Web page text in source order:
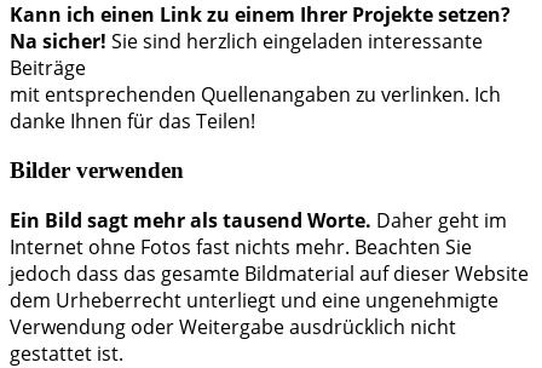
Kann ich einen Link zu einem Ihrer Projekte setzen?
Na sicher! Sie sind herzlich eingeladen interessante
Beiträge
mit entsprechenden Quellenangaben zu verlinken. Ich
danke Ihnen für das Teilen!
Bilder verwenden
Ein Bild sagt mehr als tausend Worte. Daher geht im
Internet ohne Fotos fast nichts mehr. Beachten Sie
jedoch dass das gesamte Bildmaterial auf dieser Website
dem Urheberrecht unterliegt und eine ungenehmigte
Verwendung oder Weitergabe ausdrücklich nicht
gestattet ist.